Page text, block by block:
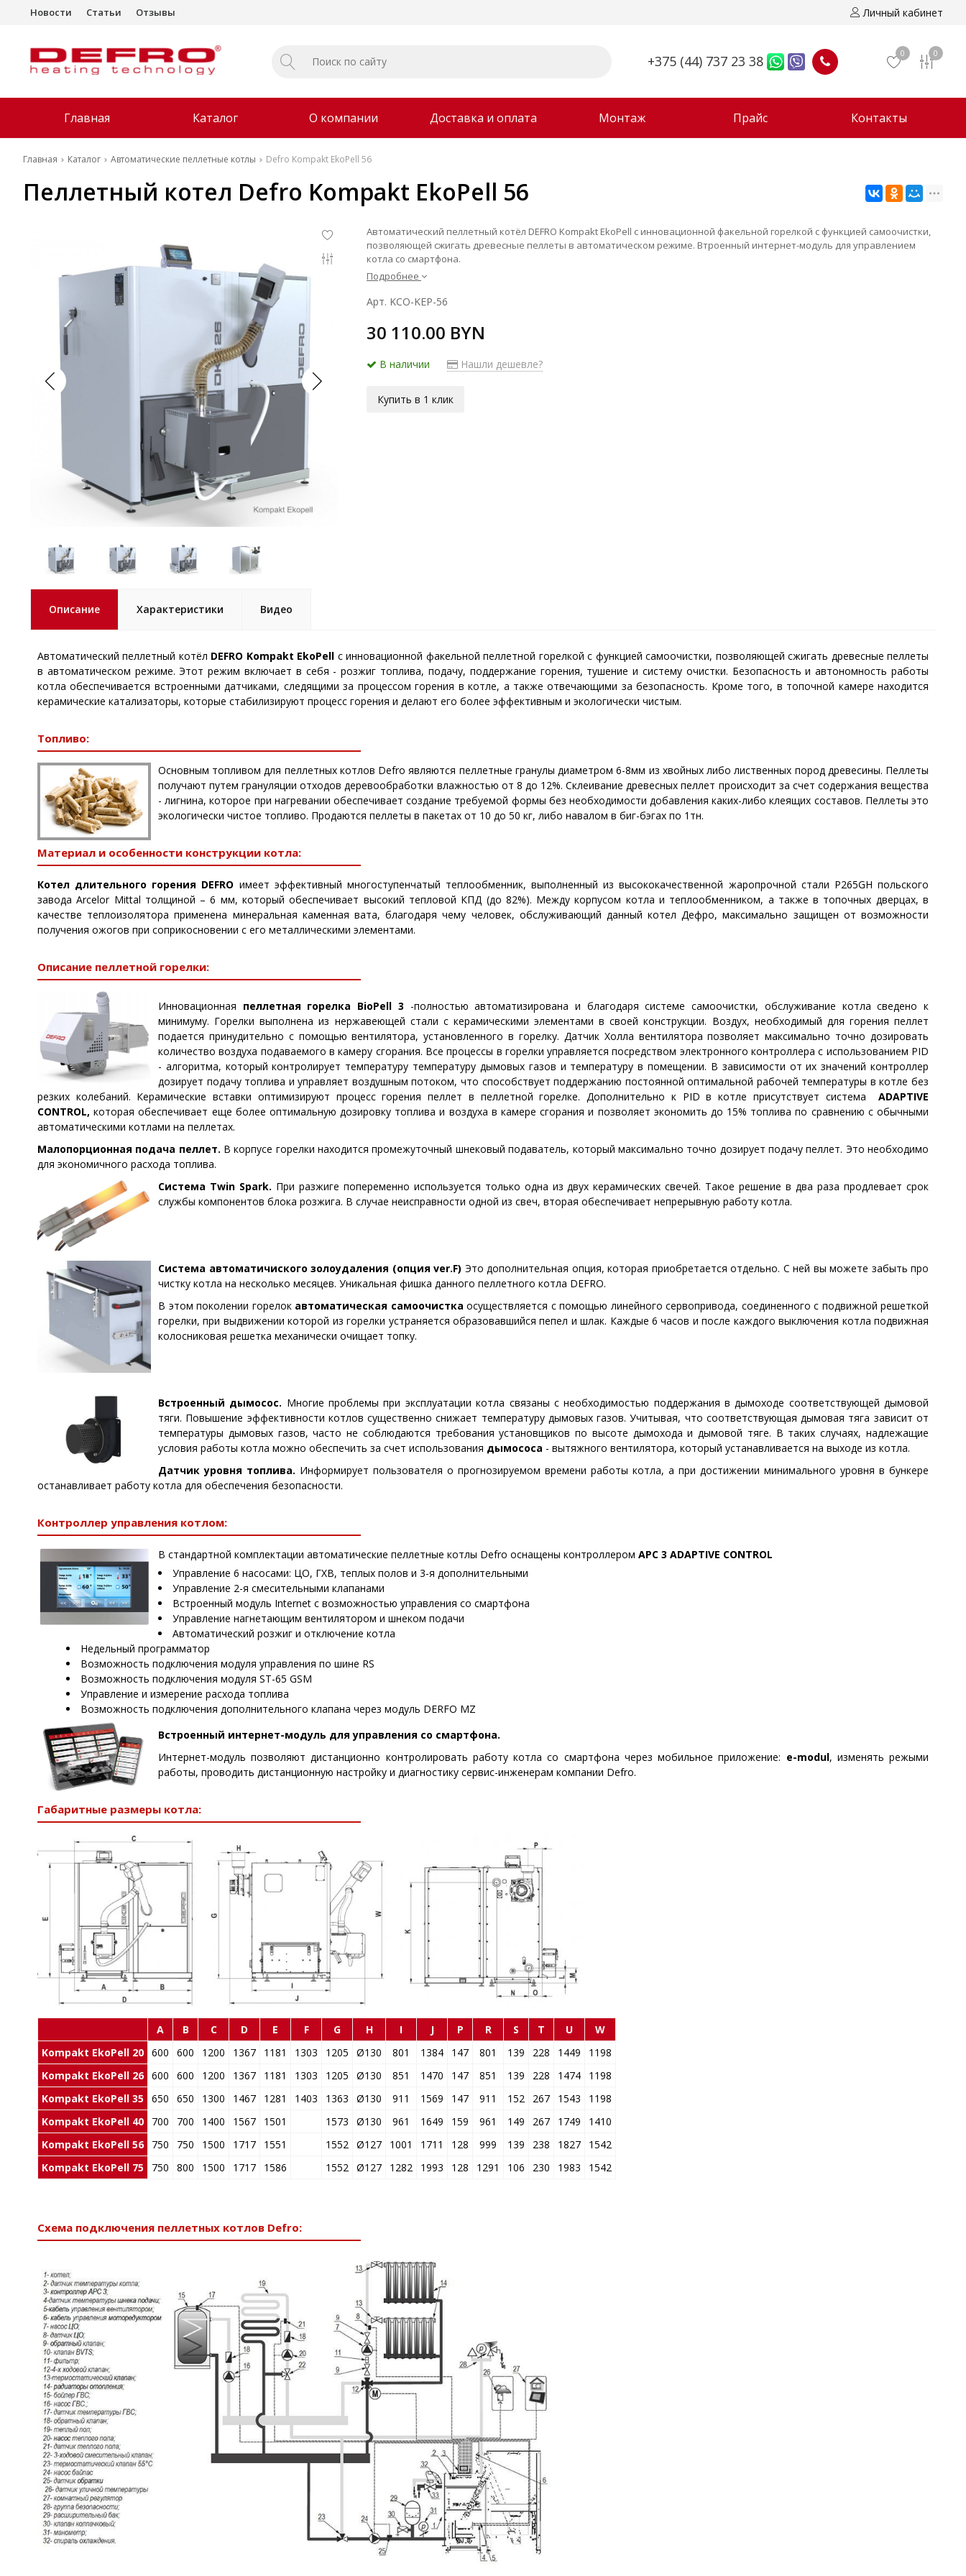
Новости Статьи Отзывы Личный кабинет
+375 (44) 737 23 38 0 0
Главная Каталог О компании Доставка и оплата Монтаж Прайс Контакты
Главная Каталог Автоматические пеллетные котлы Defro Kompakt EkoPell 56
Пеллетный котел Defro Kompakt EkoPell 56
Автоматический пеллетный котёл DEFRO Kompakt EkoPell с инновационной факельной горелкой с функцией самоочистки,
позволяющей сжигать древесные пеллеты в автоматическом режиме. Втроенный интернет-модуль для управлением
котла со смартфона.
Подробнее
Арт. KCO-KEP-56
30 110.00 BYN
В наличии Нашли дешевле?
Купить в 1 клик
Описание Характеристики Видео
Автоматический пеллетный котёл DEFRO Kompakt EkoPell с инновационной факельной пеллетной горелкой с функцией самоочистки, позволяющей сжигать древесные пеллеты
в автоматическом режиме. Этот режим включает в себя - розжиг топлива, подачу, поддержание горения, тушение и систему очистки. Безопасность и автономность работы
котла обеспечивается встроенными датчиками, следящими за процессом горения в котле, а также отвечающими за безопасность. Кроме того, в топочной камере находится
керамические катализаторы, которые стабилизируют процесс горения и делают его более эффективным и экологически чистым.
Топливо:
Основным топливом для пеллетных котлов Defro являются пеллетные гранулы диаметром 6-8мм из хвойных либо лиственных пород древесины. Пеллеты
получают путем грануляции отходов деревообработки влажностью от 8 до 12%. Склеивание древесных пеллет происходит за счет содержания вещества
- лигнина, которое при нагревании обеспечивает создание требуемой формы без необходимости добавления каких-либо клеящих составов. Пеллеты это
экологически чистое топливо. Продаются пеллеты в пакетах от 10 до 50 кг, либо навалом в биг-бэгах по 1тн.
Материал и особенности конструкции котла:
Котел длительного горения DEFRO имеет эффективный многоступенчатый теплообменник, выполненный из высококачественной жаропрочной стали P265GH польского
завода Arcelor Mittal толщиной – 6 мм, который обеспечивает высокий тепловой КПД (до 82%). Между корпусом котла и теплообменником, а также в топочных дверцах, в
качестве теплоизолятора применена минеральная каменная вата, благодаря чему человек, обслуживающий данный котел Дефро, максимально защищен от возможности
получения ожогов при соприкосновении с его металлическими элементами.
Описание пеллетной горелки:
Инновационная пеллетная горелка BioPell 3 -полностью автоматизирована и благодаря системе самоочистки, обслуживание котла сведено к
минимуму. Горелки выполнена из нержавеющей стали с керамическими элементами в своей конструкции. Воздух, необходимый для горения пеллет
подается принудительно с помощью вентилятора, установленного в горелку. Датчик Холла вентилятора позволяет максимально точно дозировать
количество воздуха подаваемого в камеру сгорания. Все процессы в горелки управляется посредством электронного контроллера с использованием PID
- алгоритма, который контролирует температуру температуру дымовых газов и температуру в помещении. В зависимости от их значений контроллер
дозирует подачу топлива и управляет воздушным потоком, что способствует поддержанию постоянной оптимальной рабочей температуры в котле без
резких колебаний. Керамические вставки оптимизируют процесс горения пеллет в пеллетной горелке. Дополнительно к PID в котле присутствует система ADAPTIVE
CONTROL,которая обеспечивает еще более оптимальную дозировку топлива и воздуха в камере сгорания и позволяет экономить до 15% топлива по сравнению с обычными
автоматическими котлами на пеллетах.
Малопорционная подача пеллет. В корпусе горелки находится промежуточный шнековый подаватель, который максимально точно дозирует подачу пеллет. Это необходимо
для экономичного расхода топлива.
Система Twin Spark. При разжиге попеременно используется только одна из двух керамических свечей. Такое решение в два раза продлевает срок
службы компонентов блока розжига. В случае неисправности одной из свеч, вторая обеспечивает непрерывную работу котла.
Система автоматичиского золоудаления (опция ver.F) Это дополнительная опция, которая приобретается отдельно. С ней вы можете забыть про
чистку котла на несколько месяцев. Уникальная фишка данного пеллетного котла DEFRO.
В этом поколении горелок автоматическая самоочистка осуществляется с помощью линейного сервопривода, соединенного с подвижной решеткой
горелки, при выдвижении которой из горелки устраняется образовавшийся пепел и шлак. Каждые 6 часов и после каждого выключения котла подвижная
колосниковая решетка механически очищает топку.
Встроенный дымосос. Многие проблемы при эксплуатации котла связаны с необходимостью поддержания в дымоходе соответствующей дымовой
тяги. Повышение эффективности котлов существенно снижает температуру дымовых газов. Учитывая, что соответствующая дымовая тяга зависит от
температуры дымовых газов, часто не соблюдаются требования установщиков по высоте дымохода и дымовой тяге. В таких случаях, надлежащие
условия работы котла можно обеспечить за счет использования дымососа - вытяжного вентилятора, который устанавливается на выходе из котла.
Датчик уровня топлива. Информирует пользователя о прогнозируемом времени работы котла, а при достижении минимального уровня в бункере
останавливает работу котла для обеспечения безопасности.
Контроллер управления котлом:
В стандартной комплектации автоматические пеллетные котлы Defro оснащены контроллером APC 3 ADAPTIVE CONTROL
Управление 6 насосами: ЦО, ГХВ, теплых полов и 3-я дополнительными
Управление 2-я смесительными клапанами
Встроенный модуль Internet с возможностью управления со смартфона
Управление нагнетающим вентилятором и шнеком подачи
Автоматический розжиг и отключение котла
Недельный программатор
Возможность подключения модуля управления по шине RS
Возможность подключения модуля ST-65 GSM
Управление и измерение расхода топлива
Возможность подключения дополнительного клапана через модуль DERFO MZ
Встроенный интернет-модуль для управления со смартфона.
Интернет-модуль позволяют дистанционно контролировать работу котла со смартфона через мобильное приложение: e-modul, изменять режыми
работы, проводить дистанционную настройку и диагностику сервис-инженерам компании Defro.
Габаритные размеры котла:
A B C D E F G H I J P R S T U
W
Kompakt EkoPell 20 600 600 1200 1367 1181 1303 1205 Ø130 801 1384 147 801 139 228 1449
1198
Kompakt EkoPell 26 600 600 1200 1367 1181 1303 1205 Ø130 851 1470 147 851 139 228 1474
1198
Kompakt EkoPell 35
650 650 1300 1467 1281 1403 1363 Ø130 911 1569 147 911 152 267 1543
1198
Kompakt EkoPell 40
700 700 1400 1567 1501 1573 Ø130 961 1649 159 961 149 267 1749
1410
Kompakt EkoPell 56
750 750 1500 1717 1551 1552 Ø127 1001 1711 128 999 139 238 1827
1542
Kompakt EkoPell 75
750 800 1500 1717 1586 1552 Ø127 1282 1993 128 1291 106 230 1983 1542
Схема подключения пеллетных котлов Defro: